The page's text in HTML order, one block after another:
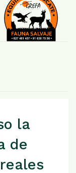
la
de